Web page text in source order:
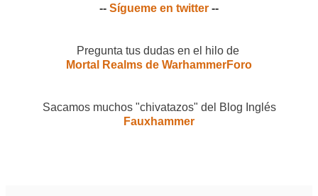
-- Sígueme en twitter --
Pregunta tus dudas en el hilo de
Mortal Realms de WarhammerForo
Sacamos muchos "chivatazos" del Blog Inglés
Fauxhammer